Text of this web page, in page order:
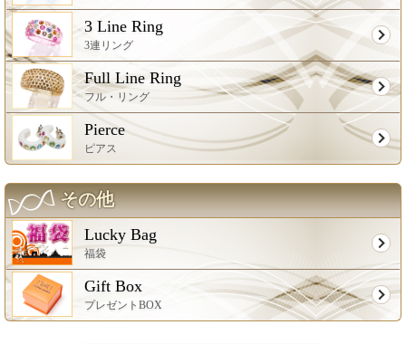
3 Line Ring
3連リング
Full Line Ring
フル・リング
Pierce
ピアス
その他
Lucky Bag
福袋
Gift Box
プレゼントBOX